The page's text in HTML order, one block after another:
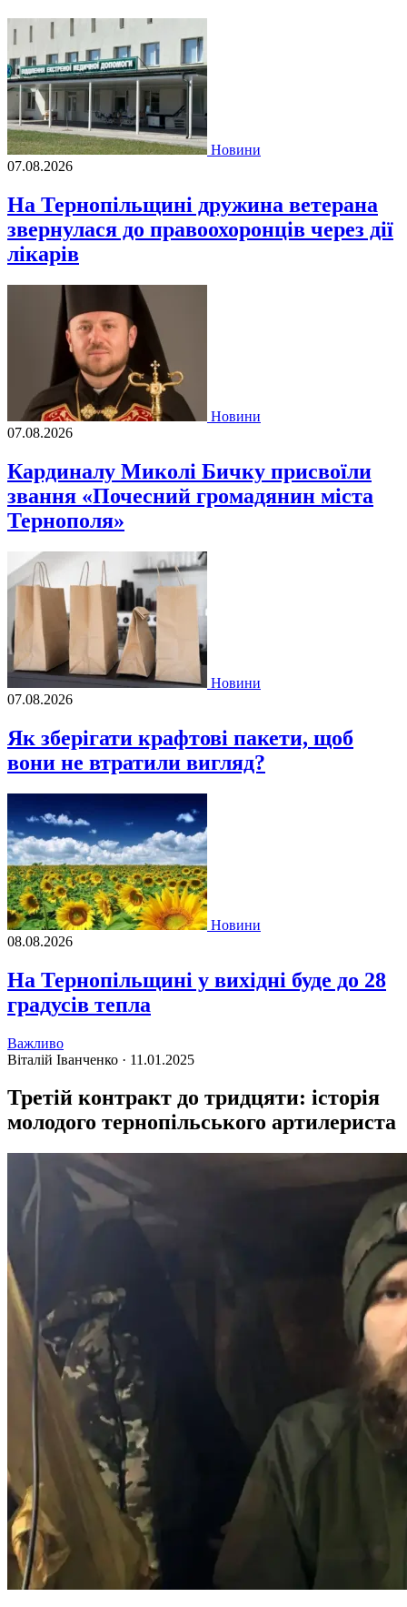
Новини
07.08.2026
На Тернопільщині дружина ветерана
звернулася до правоохоронців через дії
лікарів
Новини
07.08.2026
Кардиналу Миколі Бичку присвоїли
звання «Почесний громадянин міста
Тернополя»
Новини
07.08.2026
Як зберігати крафтові пакети, щоб
вони не втратили вигляд?
Новини
08.08.2026
На Тернопільщині у вихідні буде до 28
градусів тепла
Важливо
Віталій Іванченко · 11.01.2025
Третій контракт до тридцяти: історія
молодого тернопільського артилериста